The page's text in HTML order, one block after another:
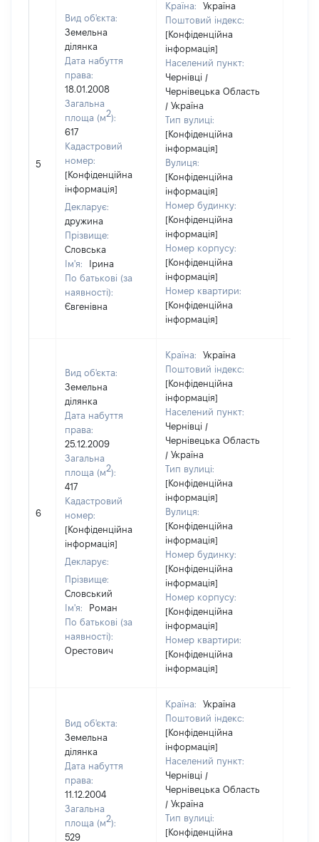
5
Вид об'єкта:
Земельна
ділянка
Дата набуття
права:
18.01.2008
Загальна
площа (м2):
617
Кадастровий
номер:
[Конфіденційна
інформація]
Декларує:
дружина
Прізвище:
Словська
Ім'я:
Ірина
По батькові (за
наявності):
Євгенівна
Країна:
Україна
Поштовий індекс:
[Конфіденційна
інформація]
Населений пункт:
Чернівці /
Чернівецька Область
/ Україна
Тип вулиці:
[Конфіденційна
інформація]
Вулиця:
[Конфіденційна
інформація]
Номер будинку:
[Конфіденційна
інформація]
Номер корпусу:
[Конфіденційна
інформація]
Номер квартири:
[Конфіденційна
інформація]
6
Вид об'єкта:
Земельна
ділянка
Дата набуття
права:
25.12.2009
Загальна
площа (м2):
417
Кадастровий
номер:
[Конфіденційна
інформація]
Декларує:
Прізвище:
Словський
Ім'я:
Роман
По батькові (за
наявності):
Орестович
Країна:
Україна
Поштовий індекс:
[Конфіденційна
інформація]
Населений пункт:
Чернівці /
Чернівецька Область
/ Україна
Тип вулиці:
[Конфіденційна
інформація]
Вулиця:
[Конфіденційна
інформація]
Номер будинку:
[Конфіденційна
інформація]
Номер корпусу:
[Конфіденційна
інформація]
Номер квартири:
[Конфіденційна
інформація]
Вид об'єкта:
Земельна
ділянка
Дата набуття
права:
11.12.2004
Загальна
площа (м2):
529
Країна:
Україна
Поштовий індекс:
[Конфіденційна
інформація]
Населений пункт:
Чернівці /
Чернівецька Область
/ Україна
Тип вулиці:
[Конфіденційна